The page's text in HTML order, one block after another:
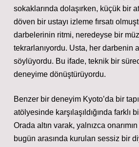
sokaklarında dolaşırken, küçük bir
döven bir ustayı izleme fırsatı
darbelerinin ritmi, neredeyse bir
tekrarlanıyordu. Usta, her darbenin
söylüyordu. Bu ifade, teknik bir
deneyime dönüştürüyordu.
Benzer bir deneyim Kyoto’da bir
atölyesinde karşılaşıldığında farklı
Orada altın varak, yalnızca
bugün arasında kurulan sessiz bir